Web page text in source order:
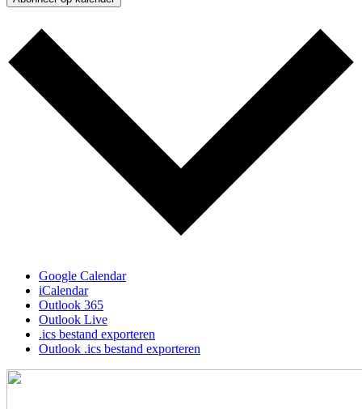
Google Calendar
iCalendar
Outlook 365
Outlook Live
.ics bestand exporteren
Outlook .ics bestand exporteren